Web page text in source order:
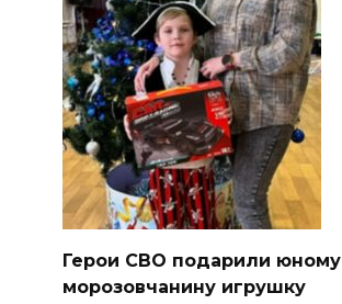
Герои СВО подарили юному
морозовчанину игрушку